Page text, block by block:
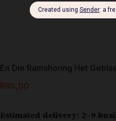
En Die Ramshoring Het
R85,00
Estimated delivery: 2–9